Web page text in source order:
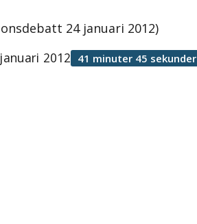
24 januari 2012)
2012 41 minuter 45 sekunder